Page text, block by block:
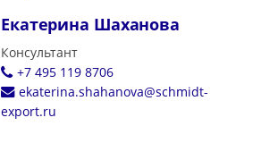
Екатерина Шаханова
Консультант
+7 495 119 8706
ekaterina.shahanova@schmidt-
export.ru